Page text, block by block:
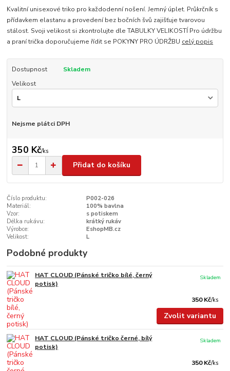
Kvalitní unisexové triko pro každodenní nošení. Jemný úplet. Průkrčník s
přídavkem elastanu a provedení bez bočních švů zajišťuje tvarovou
stálost. Svoji velikost si zkontrolujte dle TABULKY VELIKOSTÍ Pro údržbu
a praní trička doporučujeme řídit se POKYNY PRO ÚDRŽBU celý popis
Dostupnost
Skladem
Velikost
Nejsme plátci DPH
350 Kč/ks
Přidat do košíku
Číslo produktu:
P002-026
Materiál:
100% bavlna
Vzor:
s potiskem
Délka rukávu:
krátký rukáv
Výrobce:
EshopMB.cz
Velikost:
L
Podobné produkty
HAT CLOUD (Pánské tričko bílé, černý
potisk)
350 Kč/ks
Skladem
Zvolit variantu
HAT CLOUD (Pánské tričko černé, bílý
potisk)
350 Kč/ks
Skladem